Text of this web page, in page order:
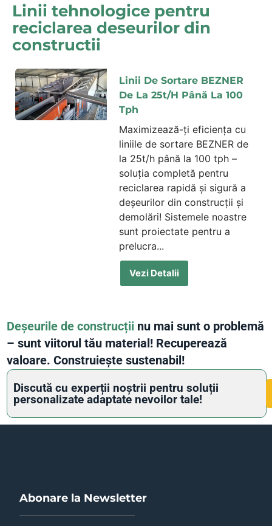
Linii tehnologice pentru
reciclarea deseurilor din
constructii
Linii De Sortare BEZNER
De La 25t/h Până La 100
Tph
Maximizează-ți eficiența cu
liniile de sortare BEZNER de
la 25t/h până la 100 tph –
soluția completă pentru
reciclarea rapidă și sigură a
deșeurilor din construcții și
demolări! Sistemele noastre
sunt proiectate pentru a
prelucra...
Vezi Detalii
Deșeurile de construcții nu mai sunt o problemă
– sunt viitorul tău material! Recuperează
valoare. Construiește sustenabil!
Discută cu experții noștrii pentru soluții
personalizate adaptate nevoilor tale!
Abonare la Newsletter